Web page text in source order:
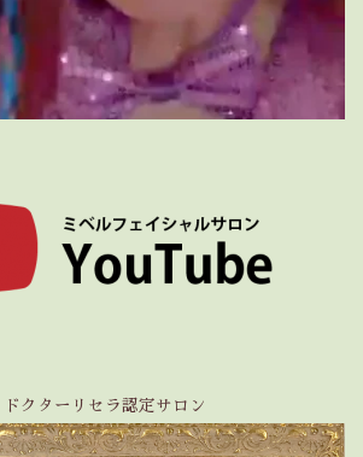
ドクターリセラ認定サロン